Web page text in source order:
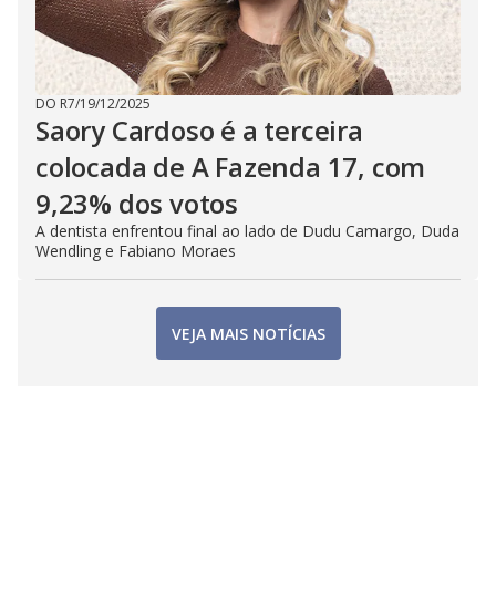
DO R7/19/12/2025
Saory Cardoso é a terceira
colocada de A Fazenda 17, com
9,23% dos votos
A dentista enfrentou final ao lado de Dudu Camargo, Duda
Wendling e Fabiano Moraes
VEJA MAIS NOTÍCIAS